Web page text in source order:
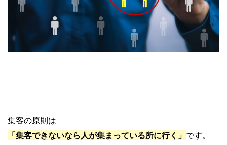
集客の原則は
「集客できないなら人が集まっている所に行く」 です。